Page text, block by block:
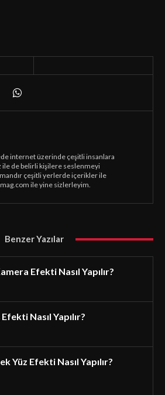
internet üzerinde çeşitli insanlara
ile de belirli kişilere seslenmeyi
çeşitli yerlerde içerikler ile
ile yine sizlerleyim.
Benzer Yazılar
Efekti Nasıl Yapılır?
Nasıl Yapılır?
Yüz Efekti Nasıl Yapılır?